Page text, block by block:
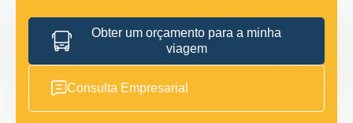
Obter um orçamento para a minha
viagem
Consulta Empresarial